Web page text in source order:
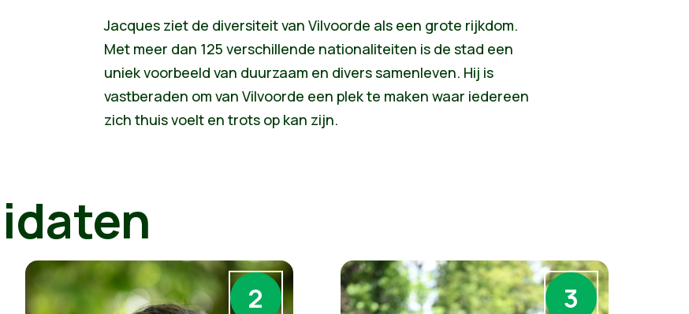
Jacques ziet de diversiteit van Vilvoorde als een grote rijkdom.
Met meer dan 125 verschillende nationaliteiten is de stad een
uniek voorbeeld van duurzaam en divers samenleven. Hij is
vastberaden om van Vilvoorde een plek te maken waar iedereen
zich thuis voelt en trots op kan zijn.
2 3